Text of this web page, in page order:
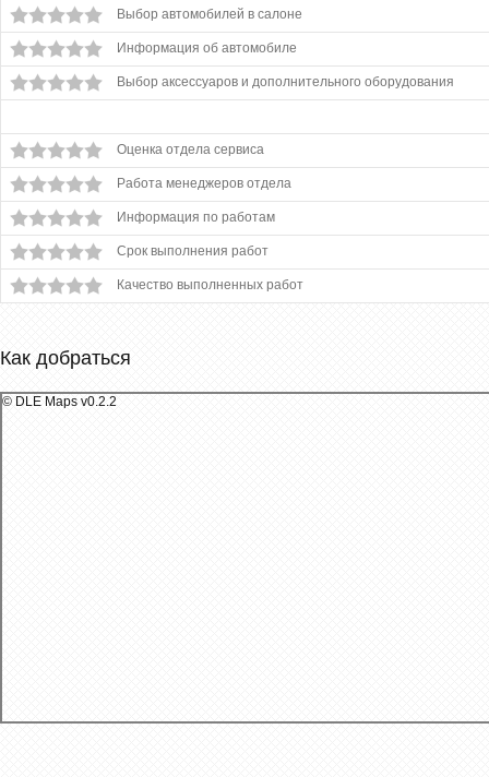
Выбор автомобилей в салоне
Информация об автомобиле
Выбор аксессуаров и дополнительного оборудования
Оценка отдела сервиса
Работа менеджеров отдела
Информация по работам
Срок выполнения работ
Качество выполненных работ
Как добраться
© DLE Maps v0.2.2